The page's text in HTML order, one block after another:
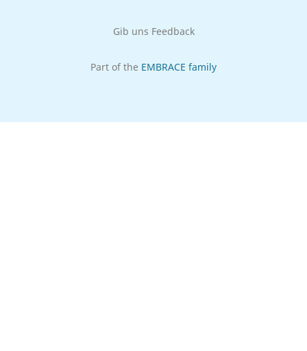
Gib uns Feedback
Part of the EMBRACE family